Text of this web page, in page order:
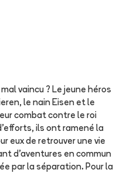
vaincu ? Le jeune héros
le nain Eisen et le
combat contre le roi
ils ont ramené la
eux de retrouver une vie
d’aventures en commun
par la séparation. Pour la